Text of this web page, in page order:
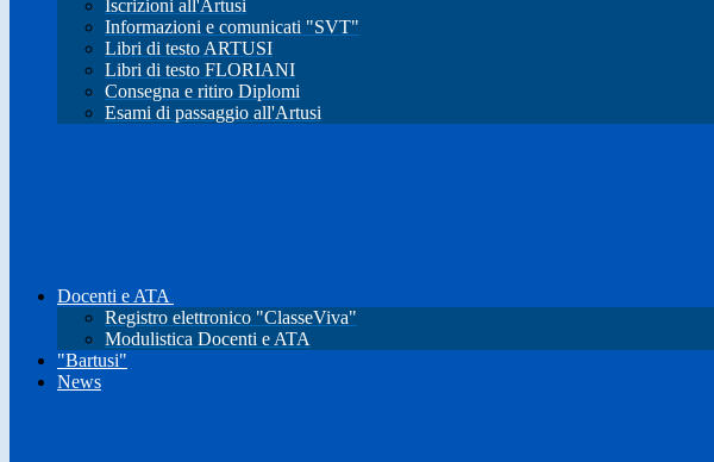
Iscrizioni all'Artusi
Informazioni e comunicati "SVT"
Libri di testo ARTUSI
Libri di testo FLORIANI
Consegna e ritiro Diplomi
Esami di passaggio all'Artusi
Docenti e ATA
Registro elettronico "ClasseViva"
Modulistica Docenti e ATA
"Bartusi"
News